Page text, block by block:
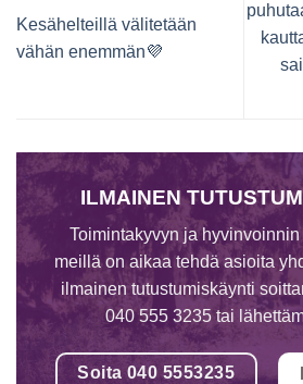
Kesähelteillä välitetään
vähän enemmän💜
ILMAINEN
Toimintakyvyn ja
meillä on aikaa tehdä asioita
ilmainen tutustumiskäynti
040 555 3235 tai
Soita 040 5553235